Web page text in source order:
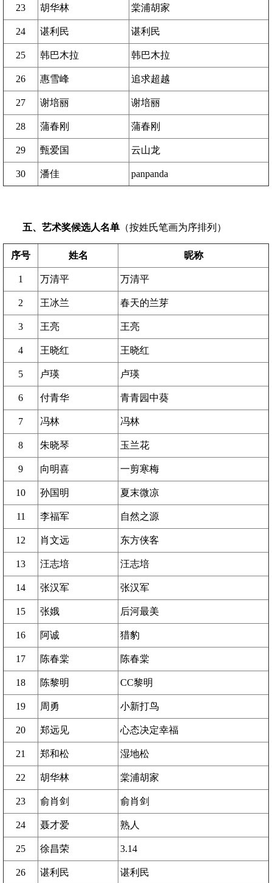
23 胡华林 棠浦胡家
24 谌利民 谌利民
25 韩巴木拉 韩巴木拉
26 惠雪峰 追求超越
27 谢培丽 谢培丽
28 蒲春刚 蒲春刚
29 甄爱国 云山龙
30 潘佳 panpanda
五、艺术奖候选人名单 （按姓氏笔画为序排列）
序号 姓名 昵称
1 万清平 万清平
2 王冰兰 春天的兰芽
3 王亮 王亮
4 王晓红 王晓红
5 卢瑛 卢瑛
6 付青华 青青园中葵
7 冯林 冯林
8 朱晓琴 玉兰花
9 向明喜 一剪寒梅
10 孙国明 夏末微凉
11 李福军 自然之源
12 肖文远 东方侠客
13 汪志培 汪志培
14 张汉军 张汉军
15 张娥 后河最美
16 阿诚 猎豹
17 陈春棠 陈春棠
18 陈黎明 CC黎明
19 周勇 小新打鸟
20 郑远见 心态决定幸福
21 郑和松 湿地松
22 胡华林 棠浦胡家
23 俞肖剑 俞肖剑
24 聂才爱 熟人
25 徐昌荣 3.14
26 谌利民 谌利民